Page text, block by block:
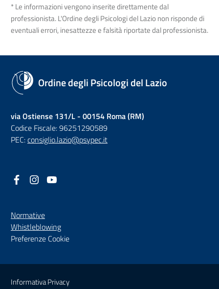
* Le informazioni vengono inserite direttamente dal
professionista. L'Ordine degli Psicologi del Lazio non risponde di
eventuali errori, inesattezze e falsità riportate dal professionista.
Ordine degli Psicologi del Lazio
via Ostiense 131/L - 00154 Roma (RM)
Codice Fiscale: 96251290589
PEC:consiglio.lazio@psypec.it
Facebook
(nuova scheda - new tab)
Instagram
(nuova scheda - new tab)
Normative
Whistleblowing(nuova scheda - new tab)
Preferenze Cookie
Sezione Link Utili
Informativa Privacy